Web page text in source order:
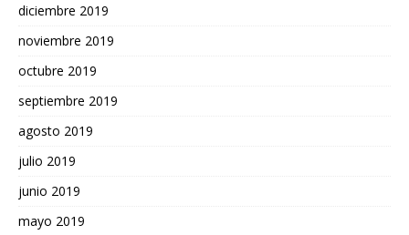
diciembre 2019
noviembre 2019
octubre 2019
septiembre 2019
agosto 2019
julio 2019
junio 2019
mayo 2019